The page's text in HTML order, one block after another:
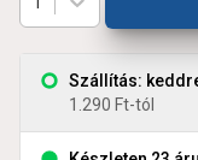
Szállítás:
1.290 Ft-tól